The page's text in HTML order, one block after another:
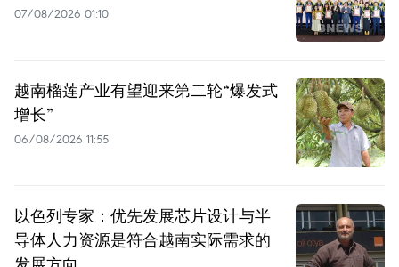
07/08/2026 01:10
越南榴莲产业有望迎来第二轮“爆发式
增长”
06/08/2026 11:55
以色列专家：优先发展芯片设计与半
导体人力资源是符合越南实际需求的